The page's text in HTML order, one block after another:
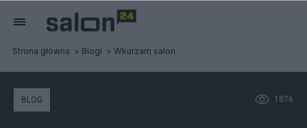
Strona główna Blogi Wkurzam salon
1876
BLOG